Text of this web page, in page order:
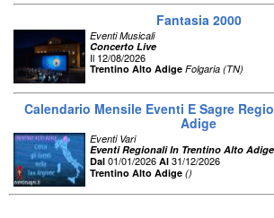
Fantasia 2000
Eventi Musicali
Concerto Live
Il 12/08/2026
Trentino Alto Adige Folgaria (TN)
Calendario Mensile Eventi E Sagre
Adige
Eventi Vari
Eventi Regionali In Trentino Alto
Dal 01/01/2026 Al 31/12/2026
Trentino Alto Adige ()